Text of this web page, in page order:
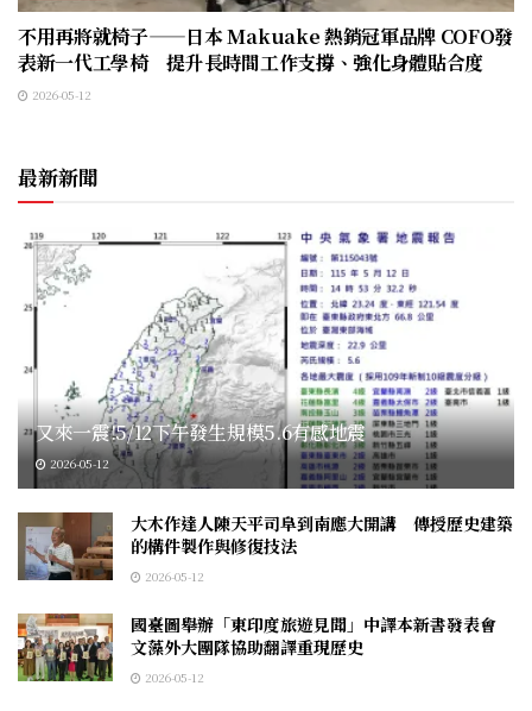
不用再將就椅子——日本 Makuake 熱銷冠軍品牌 COFO發
表新一代工學椅 提升長時間工作支撐、強化身體貼合度
2026-05-12
最新新聞
又來一震!5/12下午發生規模5.6有感地震
2026-05-12
大木作達人陳天平司阜到南應大開講 傳授歷史建築
的構件製作與修復技法
2026-05-12
國臺圖舉辦「東印度旅遊見聞」中譯本新書發表會
文藻外大團隊協助翻譯重現歷史
2026-05-12